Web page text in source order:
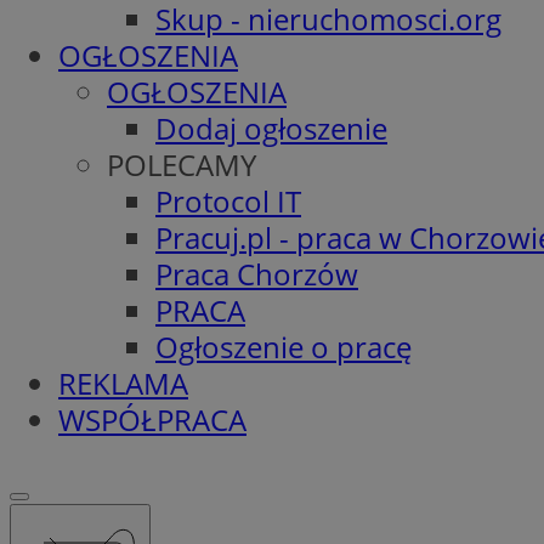
Skup - nieruchomosci.org
OGŁOSZENIA
OGŁOSZENIA
Dodaj ogłoszenie
POLECAMY
Protocol IT
Pracuj.pl - praca w
Praca Chorzów
PRACA
Ogłoszenie o pracę
REKLAMA
WSPÓŁPRACA